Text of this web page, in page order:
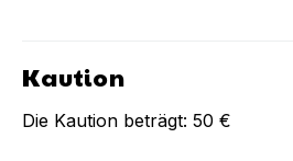
Kaution
Die Kaution beträgt: 50 €